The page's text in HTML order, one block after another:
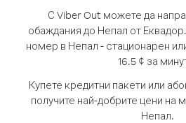
С Viber Out можете да
обаждания до Непал от Еквадор.
номер в Непал - стационарен
16.5 ¢ за
Купете кредитни пакети или
получите най-добрите цени на
Непал.